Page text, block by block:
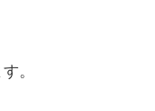
。